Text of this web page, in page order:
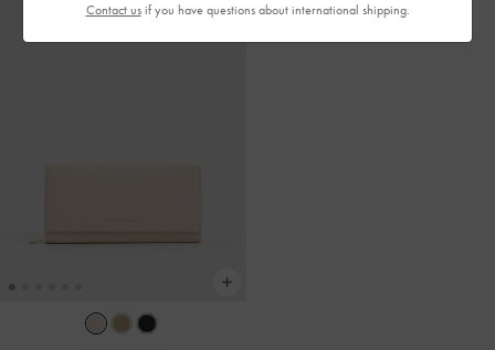
Contact usif you have questions about international shipping.